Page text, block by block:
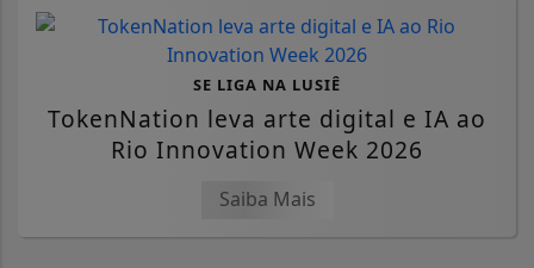
SE LIGA NA LUSIÊ
TokenNation leva arte digital e IA ao
Rio Innovation Week 2026
Saiba Mais